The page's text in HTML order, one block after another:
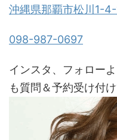
沖縄県那覇市松川1-
098-987-0697
インスタ、フォロー
も質問＆予約受け付け